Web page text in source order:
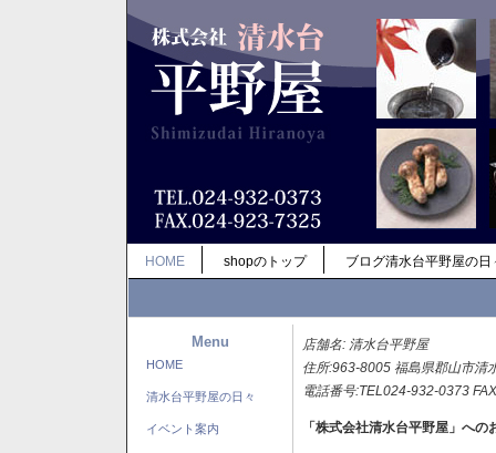
HOME shopのトップ ブログ清水台平野屋の日
Menu
HOME
清水台平野屋の日々
イベント案内
店舗名: 清水台平野屋
住所:963-8005 福島県郡山市清
電話番号:TEL024-932-0373
「株式会社清水台平野屋」への